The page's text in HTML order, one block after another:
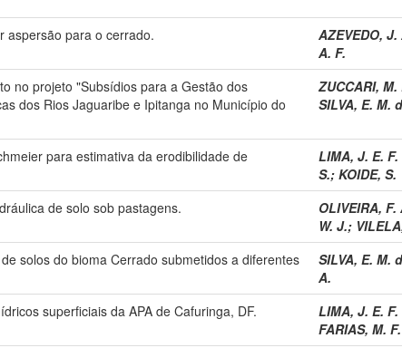
aspersão para o cerrado. AZEVEDO,
A. F.
no projeto "Subsídios para a Gestão dos
dos Rios Jaguaribe e Ipitanga no Município do
ZUCCARI, M.
SILVA, E. M.
para estimativa da erodibilidade de
LIMA, J. E. F.
S.; KOIDE, S.
de solo sob pastagens. OLIVEIRA, F.
W. J.;
solos do bioma Cerrado submetidos a diferentes
SILVA, E. M.
A.
superficiais da APA de Cafuringa, DF. LIMA, J. E. F.
FARIAS, M.